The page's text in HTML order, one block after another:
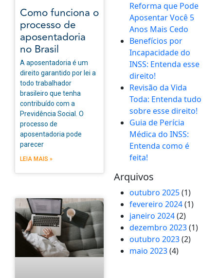
Como funciona o
processo de
aposentadoria
no Brasil
A aposentadoria é um
direito garantido por lei a
todo trabalhador
brasileiro que tenha
contribuído com a
Previdência Social. O
processo de
aposentadoria pode
parecer
LEIA MAIS »
Reforma que Pode
Aposentar Você 5
Anos Mais Cedo
Benefícios por
Incapacidade do
INSS: Entenda esse
direito!
Revisão da Vida
Toda: Entenda tudo
sobre esse direito!
Guia de Perícia
Médica do INSS:
Entenda como é
feita!
Arquivos
outubro 2025(1)
fevereiro 2024(1)
janeiro 2024(2)
dezembro 2023(1)
outubro 2023(2)
maio 2023(4)